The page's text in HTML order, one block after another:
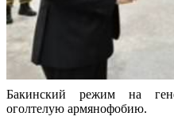
Бакинский режим на
оголтелую армянофобию.